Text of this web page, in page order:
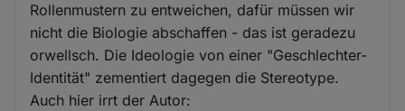
Rollenmustern zu entweichen, dafür müssen wir
nicht die Biologie abschaffen - das ist geradezu
orwellsch. Die Ideologie von einer "Geschlechter-
Identität" zementiert dagegen die Stereotype.
Auch hier irrt der Autor: